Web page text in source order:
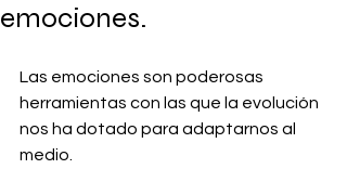
emociones.
Las emociones son poderosas
herramientas con las que la evolución
nos ha dotado para adaptarnos al
medio.